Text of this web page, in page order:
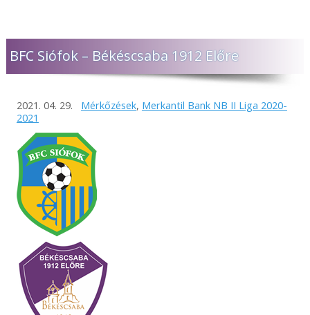
BFC Siófok – Békéscsaba 1912 Előre
2021. 04. 29. Mérkőzések, Merkantil Bank NB II Liga 2020-
2021